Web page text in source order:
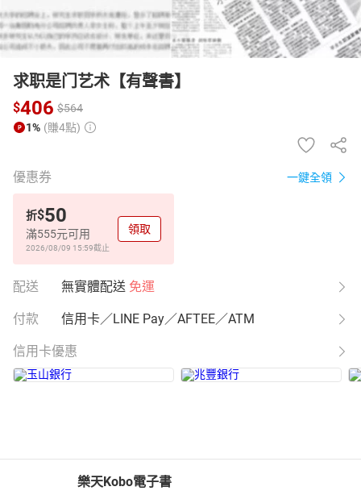
求职是门艺术【有聲書】
$406 $564
1% (賺4點)
優惠券 一鍵全領
折$50
滿555元可用
2026/08/09 15:59截止
領取
配送 無實體配送 免運
付款 信用卡／LINE Pay／AFTEE／ATM
信用卡優惠
樂天Kobo電子書